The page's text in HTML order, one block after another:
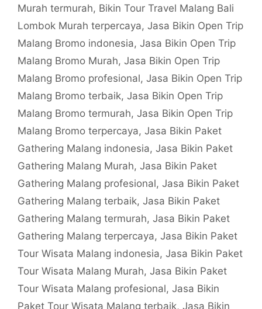
Murah termurah, Bikin Tour Travel Malang Bali
Lombok Murah terpercaya, Jasa Bikin Open Trip
Malang Bromo indonesia, Jasa Bikin Open Trip
Malang Bromo Murah, Jasa Bikin Open Trip
Malang Bromo profesional, Jasa Bikin Open Trip
Malang Bromo terbaik, Jasa Bikin Open Trip
Malang Bromo termurah, Jasa Bikin Open Trip
Malang Bromo terpercaya, Jasa Bikin Paket
Gathering Malang indonesia, Jasa Bikin Paket
Gathering Malang Murah, Jasa Bikin Paket
Gathering Malang profesional, Jasa Bikin Paket
Gathering Malang terbaik, Jasa Bikin Paket
Gathering Malang termurah, Jasa Bikin Paket
Gathering Malang terpercaya, Jasa Bikin Paket
Tour Wisata Malang indonesia, Jasa Bikin Paket
Tour Wisata Malang Murah, Jasa Bikin Paket
Tour Wisata Malang profesional, Jasa Bikin
Paket Tour Wisata Malang terbaik, Jasa Bikin